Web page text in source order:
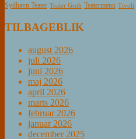
Sydhavn Teater Teater Grob Teatermenu Tivoli
TILBAGEBLIK
august 2026
juli 2026
juni 2026
maj 2026
april 2026
marts 2026
februar 2026
januar 2026
december 2025